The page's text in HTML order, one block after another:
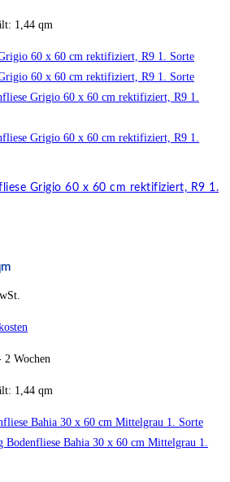
1,44 qm
Grigio 60 x 60 cm rektifiziert, R9 1.
2 Wochen
1,44 qm